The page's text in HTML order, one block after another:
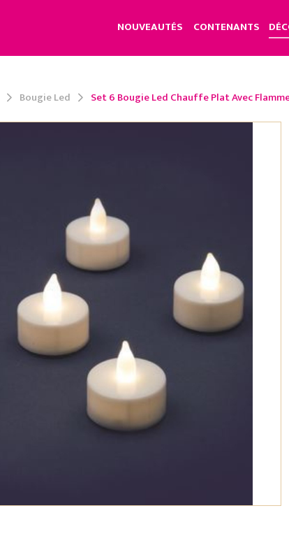
NOUVEAUTÉS CONTENANTS
Bougie Led Set 6 Bougie Led Chauffe Plat Avec